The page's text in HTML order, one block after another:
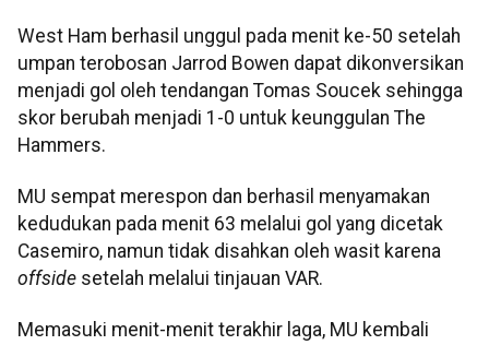
West Ham berhasil unggul pada menit ke-50 setelah
umpan terobosan Jarrod Bowen dapat dikonversikan
menjadi gol oleh tendangan Tomas Soucek sehingga
skor berubah menjadi 1-0 untuk keunggulan The
Hammers.
MU sempat merespon dan berhasil menyamakan
kedudukan pada menit 63 melalui gol yang dicetak
Casemiro, namun tidak disahkan oleh wasit karena
offside setelah melalui tinjauan VAR.
Memasuki menit-menit terakhir laga, MU kembali